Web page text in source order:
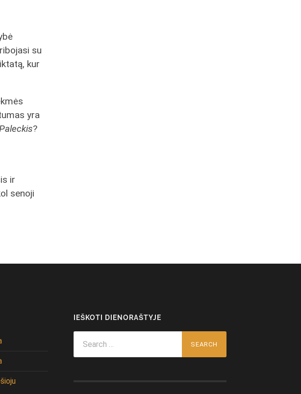
su
kur
yra
?
ir
senoji
IEŠKOTI DIENORAŠTYJE
for: